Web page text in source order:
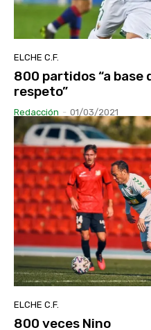
ELCHE C.F.
800 partidos “a
respeto”
Redacción - 01/03/2021
ELCHE C.F.
800 veces Nino